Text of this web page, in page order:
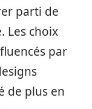
parti de
Les choix
par
de plus en